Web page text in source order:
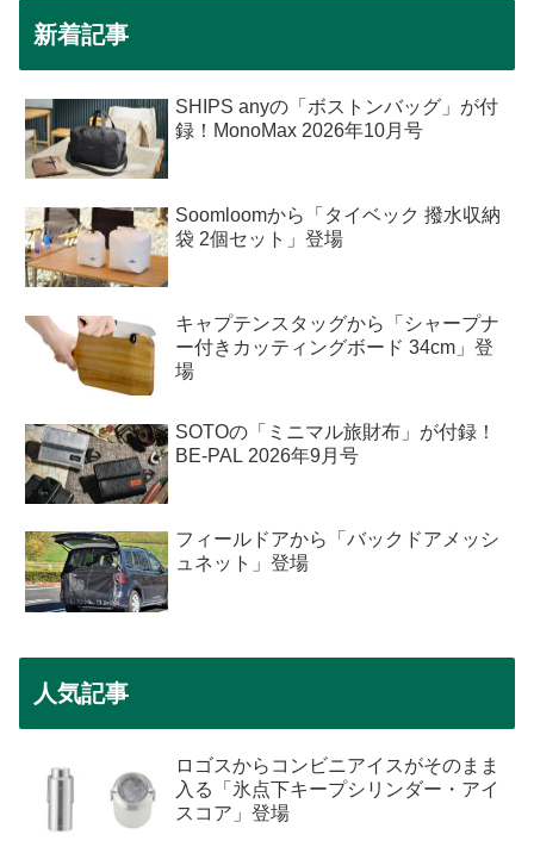
新着記事
SHIPS anyの「ボストンバッグ」が付
録！MonoMax 2026年10月号
Soomloomから「タイベック 撥水収納
袋 2個セット」登場
キャプテンスタッグから「シャープナ
ー付きカッティングボード 34cm」登
場
SOTOの「ミニマル旅財布」が付録！
BE-PAL 2026年9月号
フィールドアから「バックドアメッシ
ュネット」登場
人気記事
ロゴスからコンビニアイスがそのまま
入る「氷点下キープシリンダー・アイ
スコア」登場